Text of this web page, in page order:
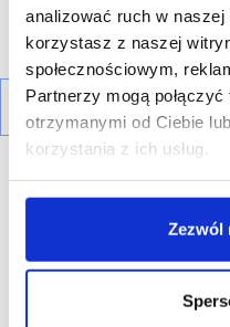
analizować ruch w
korzystasz z naszej
społecznościowym,
Partnerzy mogą
otrzymanymi od Ciebie
korzystania z ich usług.
Zezwól
R E K